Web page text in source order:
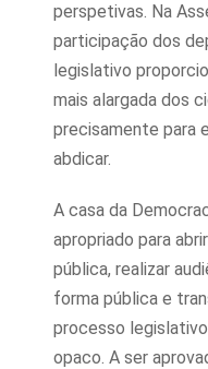
perspetivas. Na
participação dos
legislativo
mais alargada dos
precisamente para
abdicar.
A casa da
apropriado para
pública, realizar
forma pública e
processo
opaco. A ser